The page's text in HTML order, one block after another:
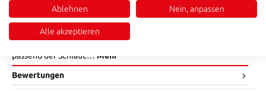
Messing. • Max. 12 Bar Betriebsdruck• Gehäuse aus PBT• Sehr
hochwertiges vernickeltes Messing MS58| Temperaturbereich
0-60 °C• In verschieden Größen verfügbar (weitere auf
Anfrage)• Einfache und sichere Steckmontage• Dazu
passend der Schlauc… Mehr
Bewertungen
Ablehnen Nein, anpassen
Alle akzeptieren